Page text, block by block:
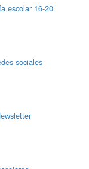
escolar 16-20
sociales